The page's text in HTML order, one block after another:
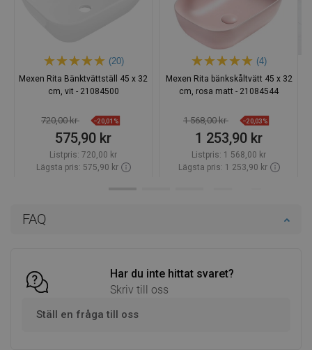
FAQ
Har du inte hittat svaret?
Skriv till oss
Ställ en fråga till oss
(20)
Mexen Rita Bänktvättställ 45 x 32
cm, vit - 21084500
720,00 kr −20,01%
575,90 kr
Listpris: 720,00 kr
Lägsta pris: 575,90 kr
(4)
Mexen Rita bänkskåltvätt 45 x 32
cm, rosa matt - 21084544
1 568,00 kr −20,03%
1 253,90 kr
Listpris: 1 568,00 kr
Lägsta pris: 1 253,90 kr